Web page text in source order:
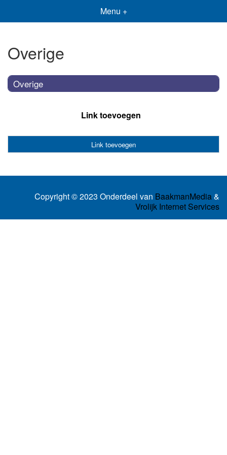
Menu +
Overige
Overige
Link toevoegen
Link toevoegen
Copyright © 2023 Onderdeel van BaakmanMedia&
Vrolijk Internet Services